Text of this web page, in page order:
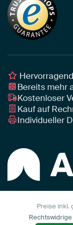
Tapete
Leinwand
Leinwand für
Akustik-Tipps
Tipps von unseren
Individuelle
Unser Team
Botschafter
Awards und Preise
Art Heroes App
Bereits mehr
Kostenloser
Kauf auf
Individueller
Preise inkl.